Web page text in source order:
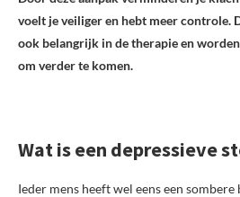
voelt je veiliger en hebt meer controle.
ook belangrijk in de therapie en
om verder te komen.
Wat is een depressieve
Ieder mens heeft wel eens een